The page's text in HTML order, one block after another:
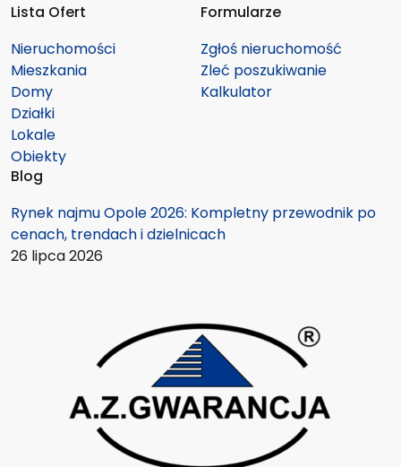
Lista Ofert
Nieruchomości
Mieszkania
Domy
Działki
Lokale
Obiekty
Formularze
Zgłoś nieruchomość
Zleć poszukiwanie
Kalkulator
Blog
Rynek najmu Opole 2026: Kompletny przewodnik po
cenach, trendach i dzielnicach
26 lipca 2026